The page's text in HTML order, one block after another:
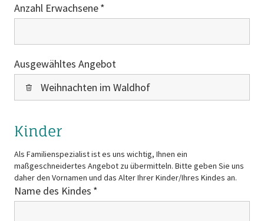
Anzahl Erwachsene
Ausgewähltes Angebot
Weihnachten im Waldhof
Kinder
Als Familienspezialist ist es uns wichtig, Ihnen ein
maßgeschneidertes Angebot zu übermitteln. Bitte geben Sie uns
daher den Vornamen und das Alter Ihrer Kinder/Ihres Kindes an.
Name des Kindes